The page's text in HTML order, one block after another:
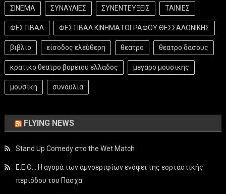
ΣΙΝΕΜΑ ΣΥΝΑΥΛΙΕΣ ΣΥΝΕΝΤΕΥΞΕΙΣ ΤΑΙΝΙΕΣ
ΦΕΣΤΙΒΑΛ ΦΕΣΤΙΒΑΛ ΚΙΝΗΜΑΤΟΓΡΑΦΟΥ ΘΕΣΣΑΛΟΝΙΚΗΣ
βιβλιο είσοδος ελεύθερη θεατρο θεατρο δασους
κρατικο θεατρο βορειου ελλαδος μεγαρο μουσικης
μουσικη συναυλία
FLYING NEWS
Stand Up Comedy στο the Wet Match
Ε.Ε.Θ. : Η αγορά των αμνοεριφίων ενόψει της εορταστικής
περιόδου του Πάσχα